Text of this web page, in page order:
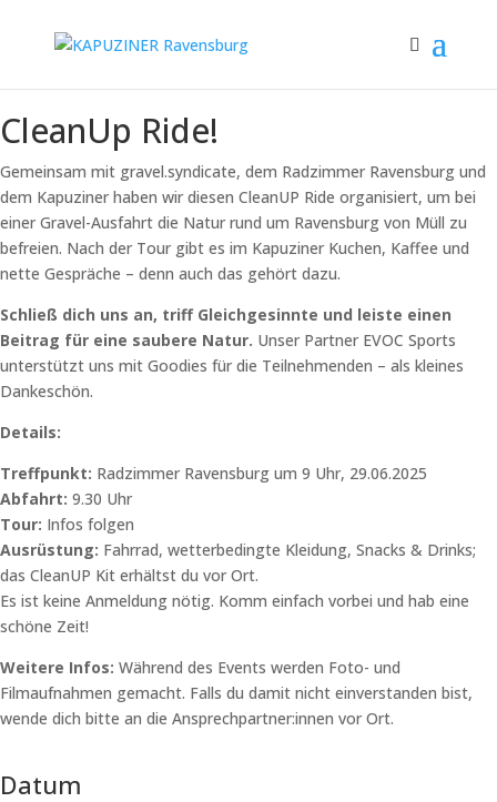
CleanUp Ride!
Gemeinsam mit gravel.syndicate, dem Radzimmer Ravensburg und
dem Kapuziner haben wir diesen CleanUP Ride organisiert, um bei
einer Gravel-Ausfahrt die Natur rund um Ravensburg von Müll zu
befreien. Nach der Tour gibt es im Kapuziner Kuchen, Kaffee und
nette Gespräche – denn auch das gehört dazu.
Schließ dich uns an, triff Gleichgesinnte und leiste einen
Beitrag für eine saubere Natur. Unser Partner EVOC Sports
unterstützt uns mit Goodies für die Teilnehmenden – als kleines
Dankeschön.
Details:
Treffpunkt: Radzimmer Ravensburg um 9 Uhr, 29.06.2025
Abfahrt: 9.30 Uhr
Tour: Infos folgen
Ausrüstung: Fahrrad, wetterbedingte Kleidung, Snacks & Drinks;
das CleanUP Kit erhältst du vor Ort.
Es ist keine Anmeldung nötig. Komm einfach vorbei und hab eine
schöne Zeit!
Weitere Infos: Während des Events werden Foto- und
Filmaufnahmen gemacht. Falls du damit nicht einverstanden bist,
wende dich bitte an die Ansprechpartner:innen vor Ort.
Datum